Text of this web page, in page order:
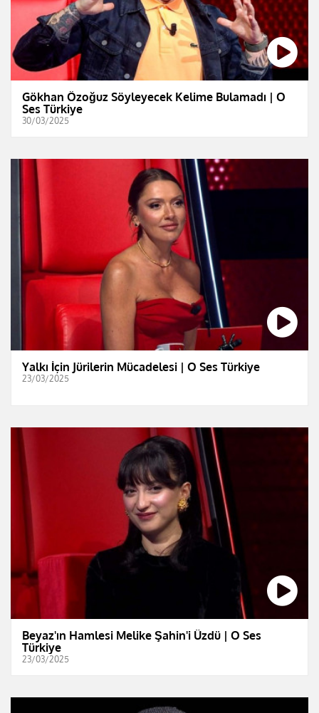
Gökhan Özoğuz Söyleyecek Kelime Bulamadı | O
Ses Türkiye
30/03/2025
Yalkı İçin Jürilerin Mücadelesi | O Ses Türkiye
23/03/2025
Beyaz'ın Hamlesi Melike Şahin'i Üzdü | O Ses
Türkiye
23/03/2025